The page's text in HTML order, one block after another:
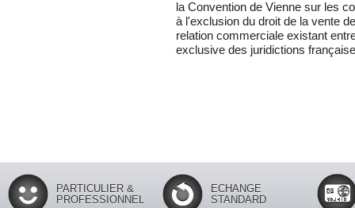
la Convention de Vienne sur les
à l'exclusion du droit de la vente
relation commerciale existant
exclusive des juridictions
PARTICULIER &
PROFESSIONNEL
ECHANGE
STANDARD